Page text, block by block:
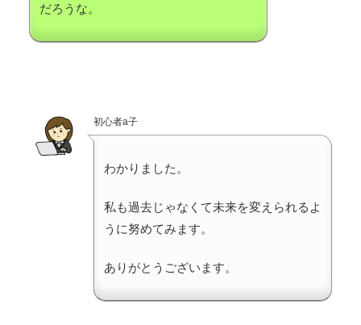
だろうな。
初心者a子
わかりました。
私も過去じゃなくて未来を変えられるよ
うに努めてみます。
ありがとうございます。